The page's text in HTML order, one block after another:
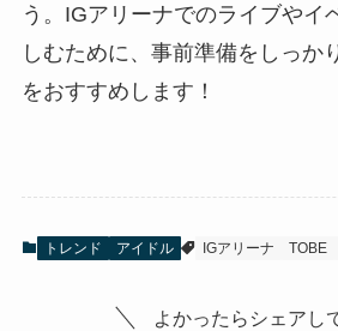
う。IGアリーナでのライブやイ
しむために、事前準備をしっか
をおすすめします！
トレンド アイドル IGアリーナ TOBE
よかったらシェアし